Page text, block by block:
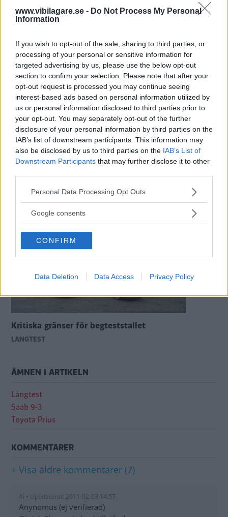
www.vibilagare.se - Do Not Process My Personal
Information
If you wish to opt-out of the sale, sharing to third parties, or
processing of your personal or sensitive information for
targeted advertising by us, please use the below opt-out
section to confirm your selection. Please note that after your
opt-out request is processed you may continue seeing
interest-based ads based on personal information utilized by
us or personal information disclosed to third parties prior to
your opt-out. You may separately opt-out of the further
disclosure of your personal information by third parties on the
IAB’s list of downstream participants. This information may
also be disclosed by us to third parties on the IAB’s List of
Downstream Participants that may further disclose it to other
Please note that this website/app uses one or more Google
not limited to your visit or usage behaviour. You may click to
use your data for below specified purposes in below Google
consent section.
Personal Data Processing Opt Outs
Google consents
CONFIRM
Data Deletion Data Access Privacy Policy
MISSA INTE KOMMANDE ARTIKLAR OM
TOYOTA PRIUS
Få vårt nyhetsbrev utan kostnad
Genom att anmäla dig godkänner du OK-förlagets
personuppgiftspolicy.
MER FRÅN VI BILÄGARE
Kritiska gränser för begteststallet
LÅNGTEST
ÄMNEN I ARTIKELN
Långtest
Saab 9-3
Toyota Prius
KOMMENTARER
+ Visa äldre kommentarer (7)
#i • Uppdaterat: 2011-02-03 14:57
Anynomus (ej verifierad)